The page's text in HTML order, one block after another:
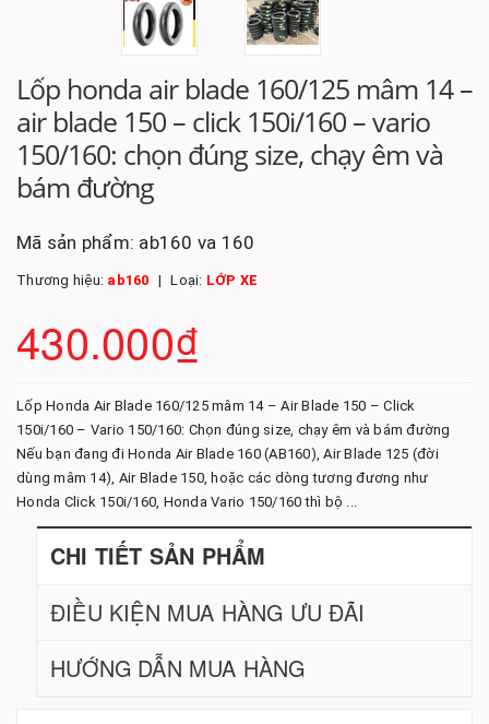
Lốp honda air blade 160/125 mâm 14 –
air blade 150 – click 150i/160 – vario
150/160: chọn đúng size, chạy êm và
bám đường
Mã sản phẩm: ab160 va 160
Thương hiệu: ab160 Loại: LỚP XE
430.000₫
Lốp Honda Air Blade 160/125 mâm 14 – Air Blade 150 – Click
150i/160 – Vario 150/160: Chọn đúng size, chạy êm và bám đường
Nếu bạn đang đi Honda Air Blade 160 (AB160), Air Blade 125 (đời
dùng mâm 14), Air Blade 150, hoặc các dòng tương đương như
Honda Click 150i/160, Honda Vario 150/160 thì bộ ...
CHI TIẾT SẢN PHẨM
ĐIỀU KIỆN MUA HÀNG ƯU ĐÃI
HƯỚNG DẪN MUA HÀNG